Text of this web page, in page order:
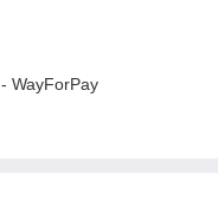
WayForPay